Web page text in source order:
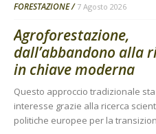
FORESTAZIONE 7 Agosto 2026
Agroforestazione,
dall’abbandono alla
in chiave moderna
Questo approccio tradizionale
interesse grazie alla ricerca
politiche europee per la